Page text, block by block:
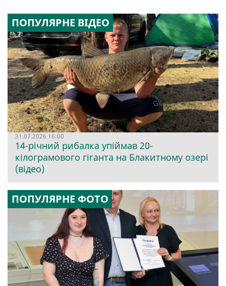
ПОПУЛЯРНЕ ВІДЕО
31.07.2026 16:00
14-річний рибалка упіймав 20-
кілограмового гіганта на Блакитному озері
(відео)
ПОПУЛЯРНЕ ФОТО